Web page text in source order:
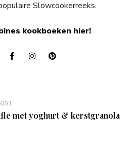
Slowcookerreeks.
kookboeken hier!
met yoghurt & kerstgranola